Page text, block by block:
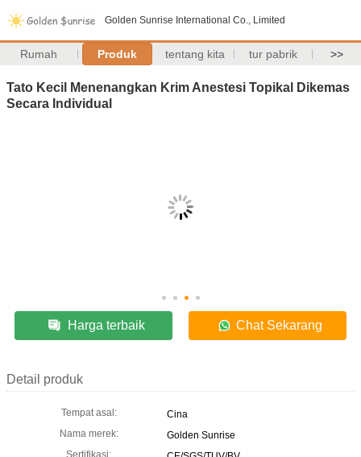
Golden Sunrise International Co., Limited
Rumah Produk tentang kita tur pabrik >>
Tato Kecil Menenangkan Krim Anestesi Topikal Dikemas
Secara Individual
Harga terbaik Chat Sekarang
Detail produk
Tempat asal:
Cina
Nama merek:
Golden Sunrise
Sertifikasi: